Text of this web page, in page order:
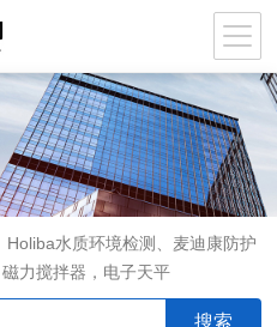
Holiba水质环境检测、麦迪康防护
力搅拌器，电子天平